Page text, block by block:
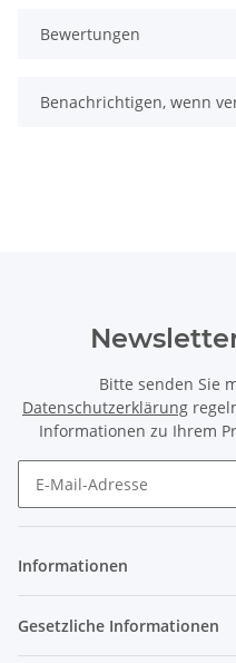
Bewertungen
Benachrichtigen, wenn
Bitte senden Sie
Datenschutzerklärung
Informationen zu Ihrem
Informationen
Gesetzliche Informationen